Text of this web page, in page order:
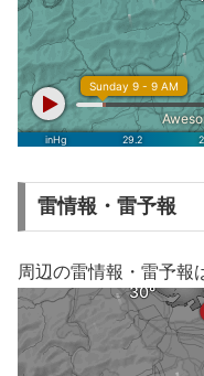
雷情報・雷予報
周辺の雷情報・雷予報